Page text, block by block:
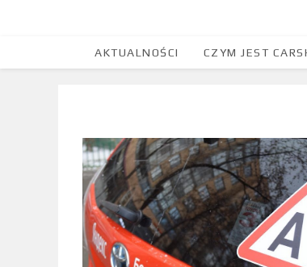
AKTUALNOŚCI CZYM JEST